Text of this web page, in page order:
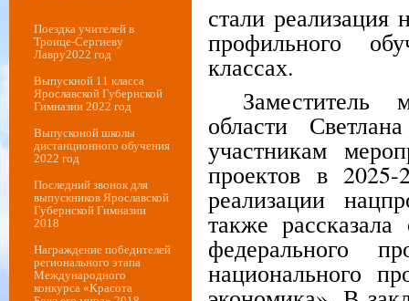
стали реализация
профильного
классах.
Заместитель
области
участникам
проектов в
реализации
также
федерального
национального
Поездка учителей в
Троице-Сергиеву
Лавру2022 год
Выпускной 11 класса
Ярославской Губернской
Гимназии 2022 год
Выпусконой школы
дистанционного обучения
2022 год
Последний звонок для
выпускников Ярославской
Губернской Гимназии
2018
Награждение победителей
регионального этапа
Международного
конкурса «Красота